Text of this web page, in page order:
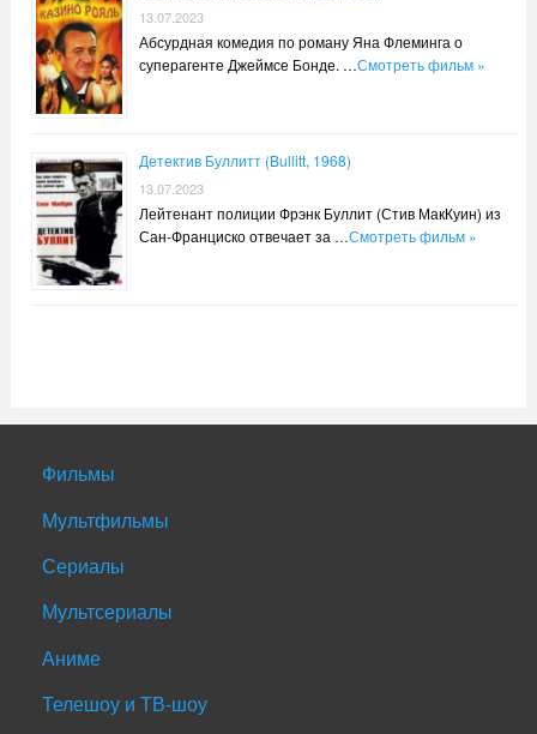
13.07.2023
Абсурдная комедия по роману Яна Флеминга о
суперагенте Джеймсе Бонде. …Смотреть фильм »
Детектив Буллитт (Bullitt, 1968)
13.07.2023
Лейтенант полиции Фрэнк Буллит (Стив МакКуин) из
Сан-Франциско отвечает за …Смотреть фильм »
Фильмы
Мультфильмы
Сериалы
Мультсериалы
Аниме
Телешоу и ТВ-шоу